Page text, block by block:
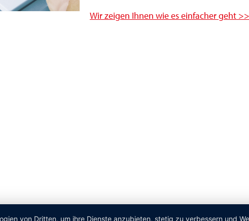
Wir zeigen Ihnen wie es einfacher geht >>
von Dritten, um ihre Dienste anzubieten, stetig zu verbessern und